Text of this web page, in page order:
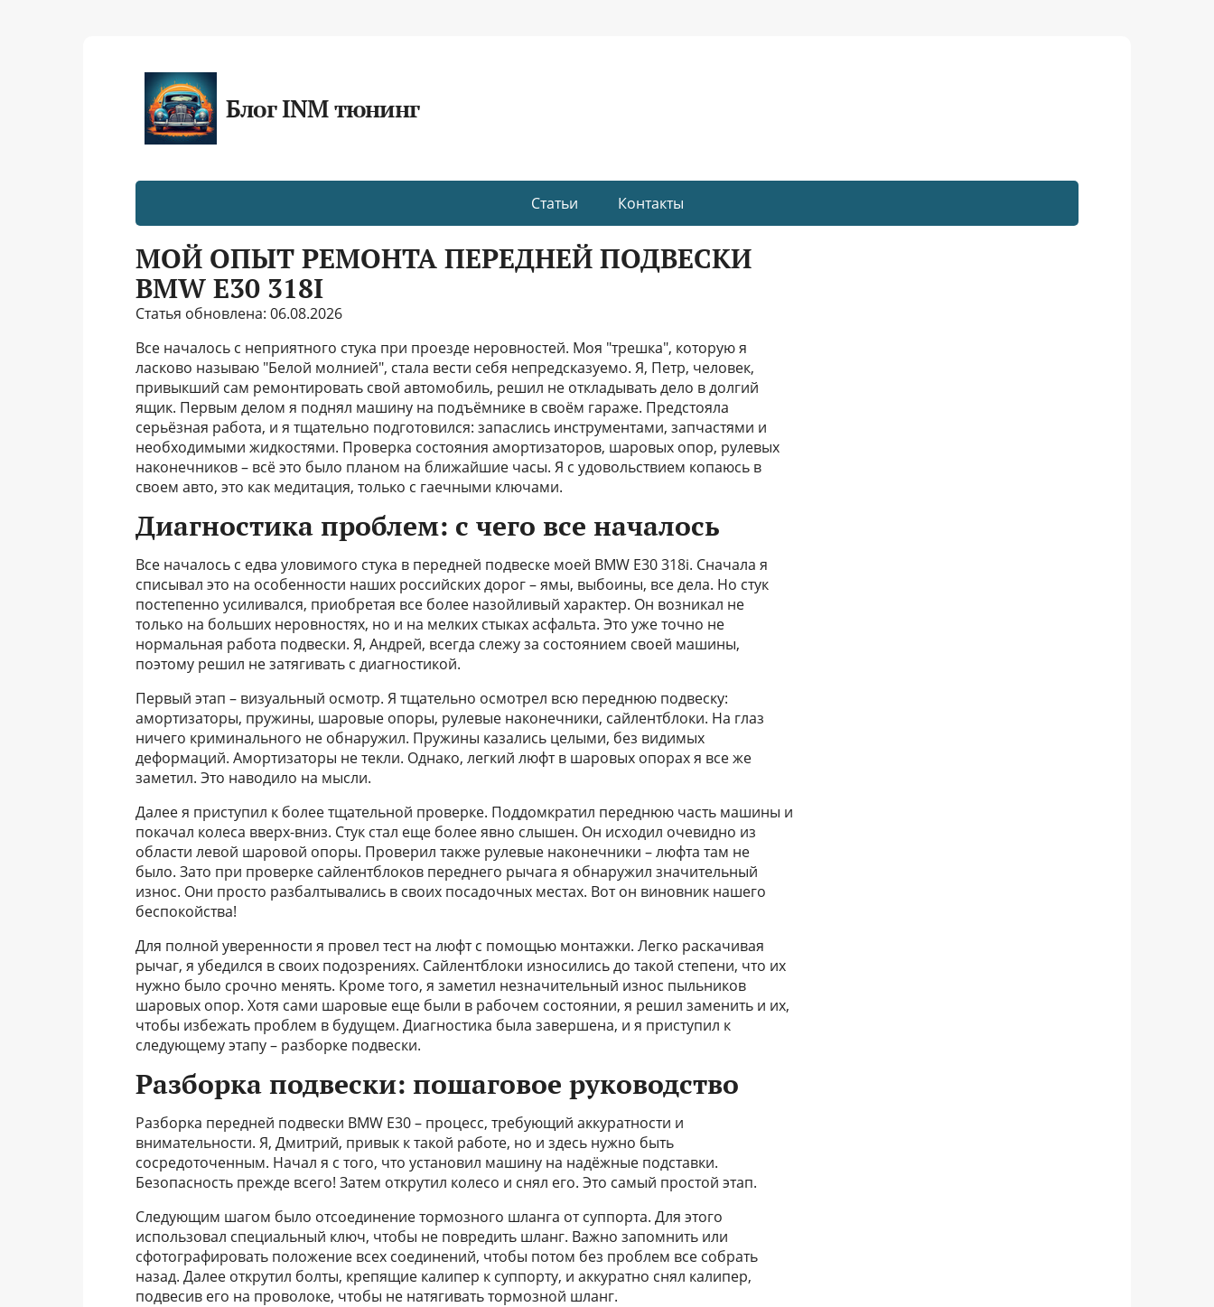
Блог INM тюнинг
Статьи Контакты
МОЙ ОПЫТ РЕМОНТА ПЕРЕДНЕЙ ПОДВЕСКИ
BMW E30 318I
Статья обновлена: 06.08.2026
Все началось с неприятного стука при проезде неровностей. Моя "трешка", которую я
ласково называю "Белой молнией", стала вести себя непредсказуемо. Я, Петр, человек,
привыкший сам ремонтировать свой автомобиль, решил не откладывать дело в долгий
ящик. Первым делом я поднял машину на подъёмнике в своём гараже. Предстояла
серьёзная работа, и я тщательно подготовился: запаслись инструментами, запчастями и
необходимыми жидкостями. Проверка состояния амортизаторов, шаровых опор, рулевых
наконечников – всё это было планом на ближайшие часы. Я с удовольствием копаюсь в
своем авто, это как медитация, только с гаечными ключами.
Диагностика проблем: с чего все началось
Все началось с едва уловимого стука в передней подвеске моей BMW E30 318i. Сначала я
списывал это на особенности наших российских дорог – ямы, выбоины, все дела. Но стук
постепенно усиливался, приобретая все более назойливый характер. Он возникал не
только на больших неровностях, но и на мелких стыках асфальта. Это уже точно не
нормальная работа подвески. Я, Андрей, всегда слежу за состоянием своей машины,
поэтому решил не затягивать с диагностикой.
Первый этап – визуальный осмотр. Я тщательно осмотрел всю переднюю подвеску:
амортизаторы, пружины, шаровые опоры, рулевые наконечники, сайлентблоки. На глаз
ничего криминального не обнаружил. Пружины казались целыми, без видимых
деформаций. Амортизаторы не текли. Однако, легкий люфт в шаровых опорах я все же
заметил. Это наводило на мысли.
Далее я приступил к более тщательной проверке. Поддомкратил переднюю часть машины и
покачал колеса вверх-вниз. Стук стал еще более явно слышен. Он исходил очевидно из
области левой шаровой опоры. Проверил также рулевые наконечники – люфта там не
было. Зато при проверке сайлентблоков переднего рычага я обнаружил значительный
износ. Они просто разбалтывались в своих посадочных местах. Вот он виновник нашего
беспокойства!
Для полной уверенности я провел тест на люфт с помощью монтажки. Легко раскачивая
рычаг, я убедился в своих подозрениях. Сайлентблоки износились до такой степени, что их
нужно было срочно менять. Кроме того, я заметил незначительный износ пыльников
шаровых опор. Хотя сами шаровые еще были в рабочем состоянии, я решил заменить и их,
чтобы избежать проблем в будущем. Диагностика была завершена, и я приступил к
следующему этапу – разборке подвески.
Разборка подвески: пошаговое руководство
Разборка передней подвески BMW E30 – процесс, требующий аккуратности и
внимательности. Я, Дмитрий, привык к такой работе, но и здесь нужно быть
сосредоточенным. Начал я с того, что установил машину на надёжные подставки.
Безопасность прежде всего! Затем открутил колесо и снял его. Это самый простой этап.
Следующим шагом было отсоединение тормозного шланга от суппорта. Для этого
использовал специальный ключ, чтобы не повредить шланг. Важно запомнить или
сфотографировать положение всех соединений, чтобы потом без проблем все собрать
назад. Далее открутил болты, крепящие калипер к суппорту, и аккуратно снял калипер,
подвесив его на проволоке, чтобы не натягивать тормозной шланг.